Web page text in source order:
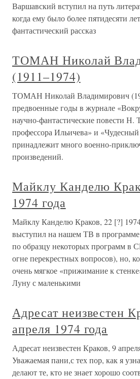
Варшавский вступил на путь
когда ему было более пятидесяти
фантастический рассказ
ТОМАН Николай
(1911–1974)
ТОМАН Николай Владимирович
предвоенные годы в журнале
научно-фантастические повести
профессора Ильичева» и
принадлежит много военно-
произведений.
Майклу Канделю
1974 года
Майклу Канделю Краков, 22 [?]
выступил на нашем ТВ в
по образцу некоторых программ
огне перекрестных вопросов), но,
очень мягкое «прижимание к
Луну с маленькими
Адресат неизвестен
апреля 1974 года
Адресат неизвестен Краков, 9
Уважаемая пани,с тех пор, как я
делают те, кто не знает хорошо